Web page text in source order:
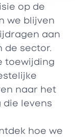
op de
we blijven
aan
de sector.
toewijding
naar het
die levens
hoe we